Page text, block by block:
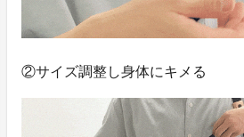
②サイズ調整し身体にキメる